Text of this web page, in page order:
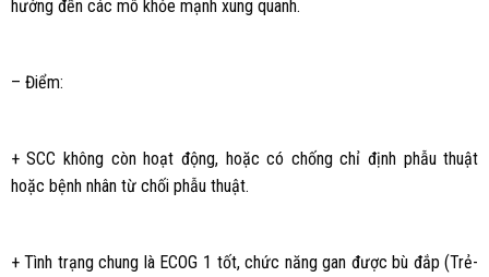
hưởng đến các mô khỏe mạnh xung quanh.
– Điểm:
+ SCC không còn hoạt động, hoặc có chống chỉ định phẫu thuật
hoặc bệnh nhân từ chối phẫu thuật.
+ Tình trạng chung là ECOG 1 tốt, chức năng gan được bù đắp (Trẻ-